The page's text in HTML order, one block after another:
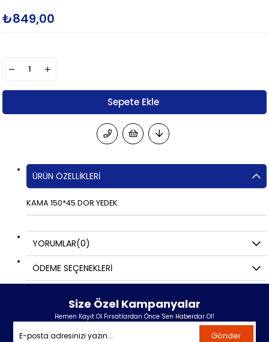
₺849,00
ÜRÜN ÖZELLIKLERI
KAMA 150*45 DOR YEDEK
YORUMLAR(0)
ÖDEME SEÇENEKLERI
Size Özel Kampanyalar
Hemen Kayıt Ol Fırsatlardan Önce Sen Haberdar Ol!
Gönder